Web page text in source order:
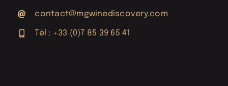
contact@mgwinediscovery.com
Tèl : +33 (0)7 85 39 65 41